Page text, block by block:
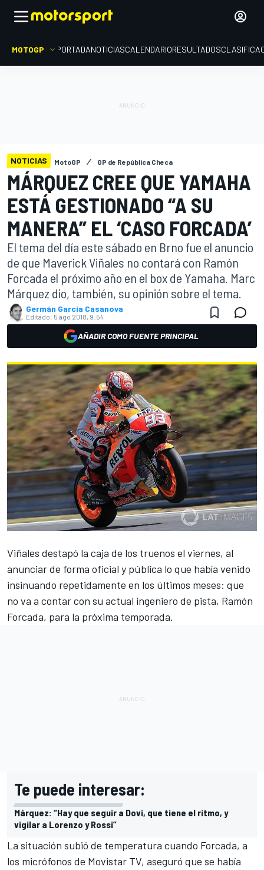
MOTOGP PORTADANOTICIASCALENDARIORESULTADOS
NOTICIAS MotoGP GP de República Checa
MÁRQUEZ CREE QUE YAMAHA
ESTÁ GESTIONADO “A SU
MANERA” EL ‘CASO FORCADA’
El tema del día este sábado en Brno fue el anuncio
de que Maverick Viñales no contará con Ramón
Forcada el próximo año en el box de Yamaha. Marc
Márquez dio, también, su opinión sobre el tema.
Germán Garcia Casanova
Editado: 5 ago 2018, 9:54
AÑADIR COMO FUENTE PRINCIPAL
Viñales destapó la caja de los truenos el viernes, al
anunciar de forma oficial y pública lo que había venido
insinuando repetidamente en los últimos meses: que
no va a contar con su actual ingeniero de pista, Ramón
Forcada, para la próxima temporada.
Te puede interesar:
Márquez: “Hay que seguir a Dovi, que tiene el ritmo, y
vigilar a Lorenzo y Rossi”
La situación subió de temperatura cuando Forcada, a
los micrófonos de Movistar TV, aseguró que se había